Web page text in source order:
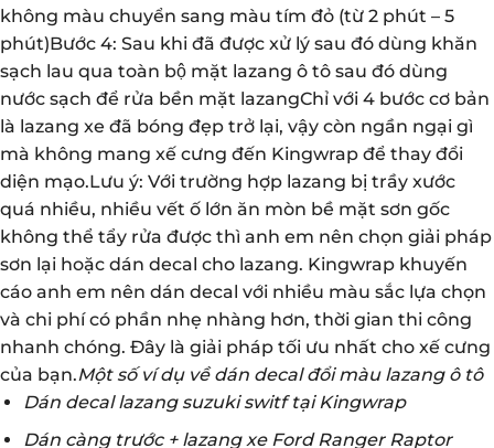
không màu chuyển sang màu tím đỏ (từ 2 phút – 5
phút)Bước 4: Sau khi đã được xử lý sau đó dùng khăn
sạch lau qua toàn bộ mặt lazang ô tô sau đó dùng
nước sạch để rửa bền mặt lazangChỉ với 4 bước cơ bản
là lazang xe đã bóng đẹp trở lại, vậy còn ngần ngại gì
mà không mang xế cưng đến Kingwrap để thay đổi
diện mạo.Lưu ý: Với trường hợp lazang bị trầy xước
quá nhiều, nhiều vết ố lớn ăn mòn bề mặt sơn gốc
không thể tẩy rửa được thì anh em nên chọn giải pháp
sơn lại hoặc dán decal cho lazang. Kingwrap khuyến
cáo anh em nên dán decal với nhiều màu sắc lựa chọn
và chi phí có phần nhẹ nhàng hơn, thời gian thi công
nhanh chóng. Đây là giải pháp tối ưu nhất cho xế cưng
của bạn.Một số ví dụ về dán decal đổi màu lazang ô tô
Dán decal lazang suzuki switf tại Kingwrap
Dán càng trước + lazang xe Ford Ranger Raptor